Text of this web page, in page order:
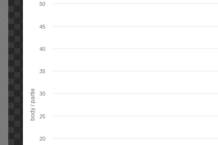
body / partie
20
25
30
35
40
45
50